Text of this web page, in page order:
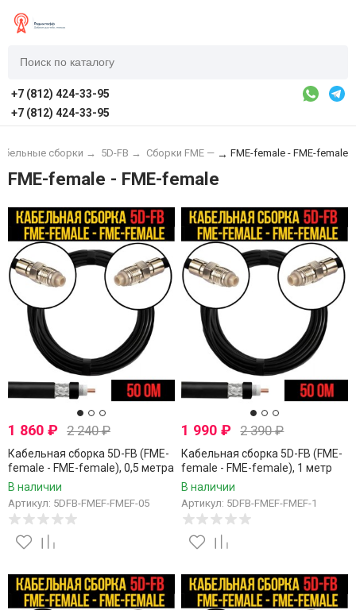
+7 (812) 424-33-95
+7 (812) 424-33-95
сборки → 5D-FB → Сборки FME — → FME-female - FME-female
FME-female - FME-female
1 860 ₽ 2 240₽
Кабельная сборка 5D-FB (FME-
female - FME-female), 0,5 метра
В наличии
Артикул: 5DFB-FMEF-FMEF-05
1 990₽ 2 390₽
Кабельная сборка 5D-FB (FME-
female - FME-female), 1 метр
В наличии
Артикул: 5DFB-FMEF-FMEF-1